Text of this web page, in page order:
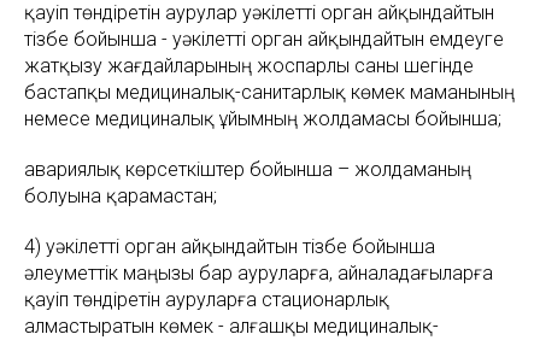
қауiп төндiретiн аурулар уәкiлеттi орган айқындайтын
тiзбе бойынша - уәкiлеттi орган айқындайтын емдеуге
жатқызу жағдайларының жоспарлы саны шегiнде
бастапқы медициналық-санитарлық көмек маманының
немесе медициналық ұйымның жолдамасы бойынша;
авариялық көрсеткіштер бойынша – жолдаманың
болуына қарамастан;
4) уәкiлеттi орган айқындайтын тiзбе бойынша
әлеуметтiк маңызы бар ауруларға, айналадағыларға
қауiп төндiретiн ауруларға стационарлық
алмастыратын көмек - алғашқы медициналық-